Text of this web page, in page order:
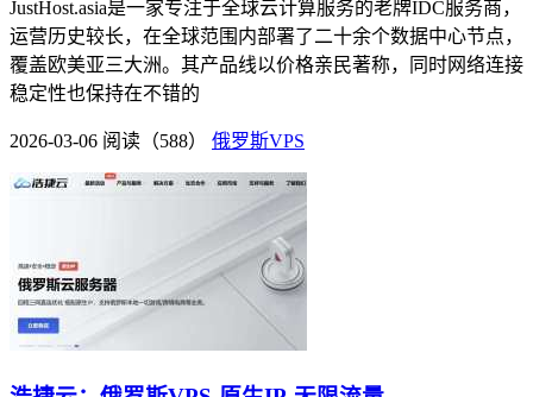
JustHost.asia是一家专注于全球云计算服务的老牌IDC服务商，
运营历史较长，在全球范围内部署了二十余个数据中心节点，
覆盖欧美亚三大洲。其产品线以价格亲民著称，同时网络连接
稳定性也保持在不错的
2026-03-06 阅读（588） 俄罗斯VPS